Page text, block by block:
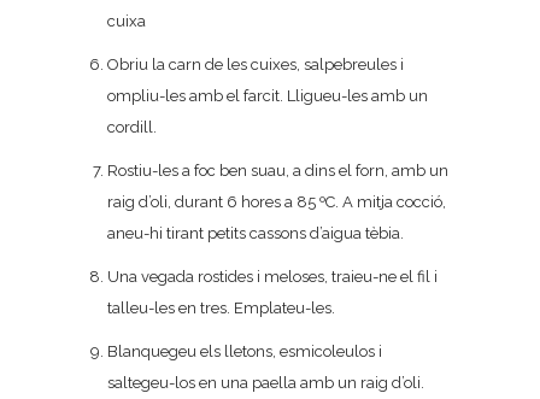
cuixa
Obriu la carn de les cuixes, salpebreules i
ompliu-les amb el farcit. Lligueu-les amb un
cordill.
Rostiu-les a foc ben suau, a dins el forn, amb un
raig d’oli, durant 6 hores a 85 ºC. A mitja cocció,
aneu-hi tirant petits cassons d’aigua tèbia.
Una vegada rostides i meloses, traieu-ne el fil i
talleu-les en tres. Emplateu-les.
Blanquegeu els lletons, esmicoleulos i
saltegeu-los en una paella amb un raig d’oli.